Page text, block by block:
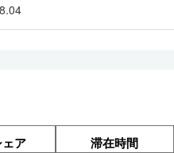
ア 滞在時間